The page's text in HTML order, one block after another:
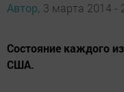
Автор, 3 марта 2014 -
Состояние каждого
США.